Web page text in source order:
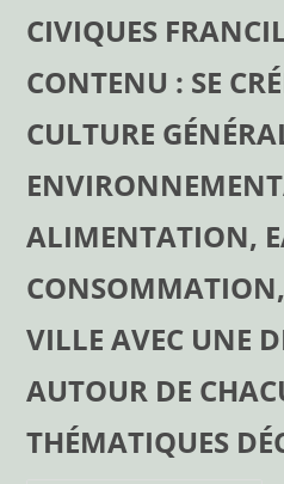
CIVIQUES
CONTENU : SE
CULTURE
ALIMENTATION,
VILLE AVEC UNE
AUTOUR DE
THÉMATIQUES